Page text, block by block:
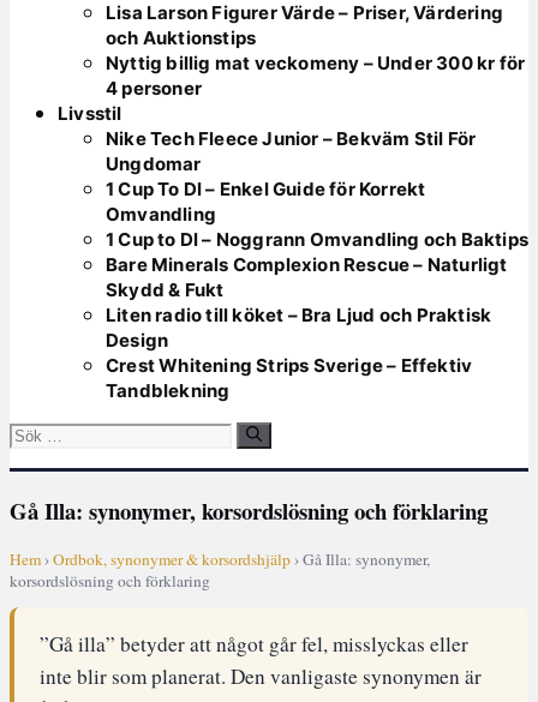
Lisa Larson Figurer Värde – Priser, Värdering
och Auktionstips
Nyttig billig mat veckomeny – Under 300 kr för
4 personer
Livsstil
Nike Tech Fleece Junior – Bekväm Stil För
Ungdomar
1 Cup To Dl – Enkel Guide för Korrekt
Omvandling
1 Cup to Dl – Noggrann Omvandling och Baktips
Bare Minerals Complexion Rescue – Naturligt
Skydd & Fukt
Liten radio till köket – Bra Ljud och Praktisk
Design
Crest Whitening Strips Sverige – Effektiv
Tandblekning
Sök
Gå Illa: synonymer, korsordslösning och förklaring
Hem›Ordbok, synonymer & korsordshjälp› Gå Illa: synonymer,
korsordslösning och förklaring
”Gå illa” betyder att något går fel, misslyckas eller
inte blir som planerat. Den vanligaste synonymen är